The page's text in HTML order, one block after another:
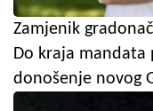
Zamjenik
Do kraja
donošenje novog